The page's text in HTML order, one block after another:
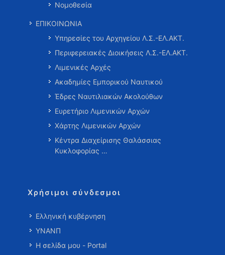
Νομοθεσία
ΕΠΙΚΟΙΝΩΝΙΑ
Υπηρεσίες του Αρχηγείου Λ.Σ.-ΕΛ.ΑΚΤ.
Περιφερειακές Διοικήσεις Λ.Σ.-ΕΛ.ΑΚΤ.
Λιμενικές Αρχές
Ακαδημίες Εμπορικού Ναυτικού
Έδρες Ναυτιλιακών Ακολούθων
Ευρετήριο Λιμενικών Αρχών
Χάρτης Λιμενικών Αρχών
Κέντρα Διαχείρισης Θαλάσσιας
Κυκλοφορίας …
Χρήσιμοι σύνδεσμοι
Ελληνική κυβέρνηση
ΥΝΑΝΠ
Η σελίδα μου - Portal